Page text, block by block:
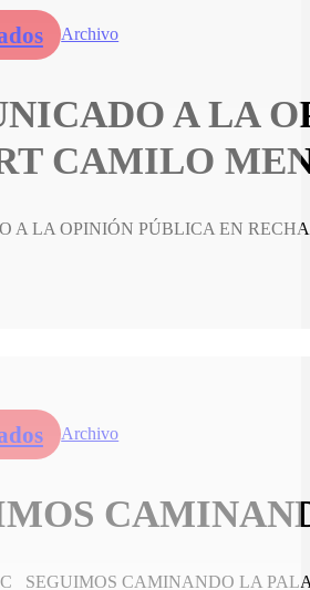
Archivo
A LA
CAMILO
A LA OPINIÓN PÚBLICA EN
Archivo
SEGUIMOS CAMINANDO LA